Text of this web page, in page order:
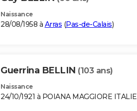
Naissance
28/08/1958 à Arras (Pas-de-Calais)
Guerrina BELLIN (103 ans)
Naissance
24/10/1921 à POIANA MAGGIORE ITALIE